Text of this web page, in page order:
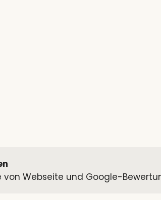
von Webseite und Google-